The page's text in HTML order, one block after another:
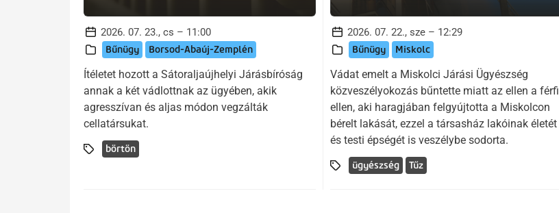
2026. 07. 23., cs – 11:00
Bűnügy Borsod-Abaúj-Zemplén
Ítéletet hozott a Sátoraljaújhelyi Járásbíróság
annak a két vádlottnak az ügyében, akik
agresszívan és aljas módon vegzálták
cellatársukat.
börtön
2026. 07. 22., sze – 12:29
Bűnügy Miskolc
Vádat emelt a Miskolci Járási Ügyészség
közveszélyokozás bűntette miatt az ellen a férfi
ellen, aki haragjában felgyújtotta a Miskolcon
bérelt lakását, ezzel a társasház lakóinak életét
és testi épségét is veszélybe sodorta.
ügyészség Tűz